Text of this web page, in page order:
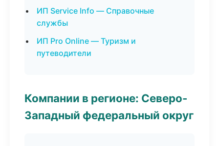
ИП Service Info — Справочные
службы
ИП Pro Online — Туризм и
путеводители
Компании в регионе: Северо-
Западный федеральный округ